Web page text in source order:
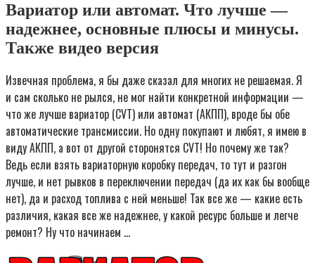
Вариатор или автомат. Что лучше —
надежнее, основные плюсы и минусы.
Также видео версия
Извечная проблема, я бы даже сказал для многих не решаемая. Я
и сам сколько не рылся, не мог найти конкретной информации —
что же лучше вариатор (CVT) или автомат (АКПП), вроде бы обе
автоматические трансмиссии. Но одну покупают и любят, я имею в
виду АКПП, а вот от другой сторонятся CVT! Но почему же так?
Ведь если взять вариаторную коробку передач, то тут и разгон
лучше, и нет рывков в переключении передач (да их как бы вообще
нет), да и расход топлива с ней меньше! Так все же — какие есть
различия, какая все же надежнее, у какой ресурс больше и легче
ремонт? Ну что начинаем …